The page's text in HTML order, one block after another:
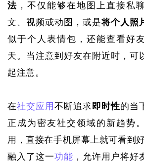
法 ，不仅能够在地图上直接私
文、视频或动图，或是将个人照
似于个人表情包，还能查看好
天。当注意到好友在附近时，可
起注意。
在社交应用 不断追求即时性的当
正成为密友社交领域的新趋势
用，直接在手机屏幕上就可看到
融入了这一功能 ，允许用户将好